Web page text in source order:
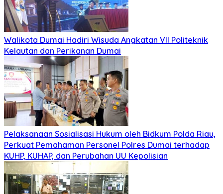
Walikota Dumai Hadiri Wisuda Angkatan VII Politeknik
Kelautan dan Perikanan Dumai
Pelaksanaan Sosialisasi Hukum oleh Bidkum Polda Riau,
Perkuat Pemahaman Personel Polres Dumai terhadap
KUHP, KUHAP, dan Perubahan UU Kepolisian